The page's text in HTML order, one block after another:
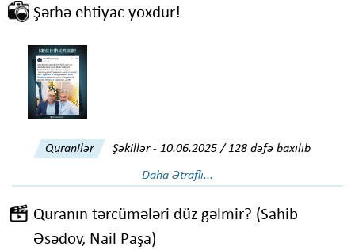
Şərhə ehtiyac yoxdur!
Quranilər Şəkillər- 10.06.2025 / 128 dəfə baxılıb
Daha Ətraflı...
Quranın tərcümələri düz gəlmir? (Sahib
Əsədov, Nail Paşa)